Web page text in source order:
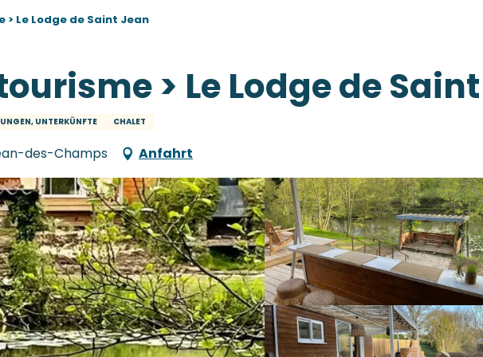
Le Lodge de Saint Jean
> Le Lodge de
UNTERKÜNFTE CHALET
des-Champs Anfahrt